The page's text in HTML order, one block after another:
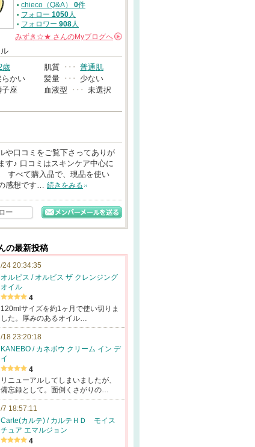
chieco（Q&A） 0件
フォロー 1050人
フォロワー 908人
みずき☆★ さんのMyブログへ
歳 肌質 ･･･ 普通肌
らかい 髪量 ･･･
少ない
子座 血液型 ･･･ 未選択
や口コミをご覧下さってありが
す♪ 口コミはスキンケア中心に
すべて購入品で、現品を使い
感想です… 続きをみる
ー
の最新投稿
24 20:34:35
オルビス / オルビス ザ クレンジング
オイル
4
120mlサイズを約1ヶ月で使い切りま
した。厚みのあるオイル…
18 23:20:18
KANEBO / カネボウ クリーム イン デ
イ
4
リニューアルしてしまいましたが、
備忘録として。面倒くさがりの…
7 18:57:11
Carte(カルテ) / カルテＨＤ モイス
チュア エマルジョン
4